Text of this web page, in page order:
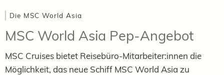
Die MSC World Asia
MSC World Asia Pep-Angebot
MSC Cruises bietet Reisebüro-Mitarbeiter:innen die
Möglichkeit, das neue Schiff MSC World Asia zu